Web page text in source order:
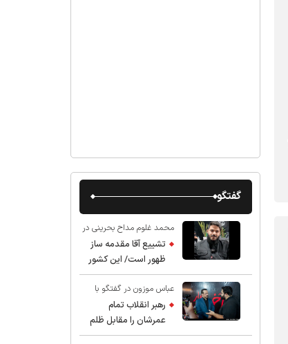
گفتگو
محمد غلوم مداح بحرینی در
گفت و گو با عقیق:
تشییع آقا مقدمه ساز
ظهور است/ این کشور
صاحب دارد
عباس موزون در گفتگو با
عقیق:رهبر انقلاب تمام
عمرشان را مقابل ظلم
ایستادند پس نباید از